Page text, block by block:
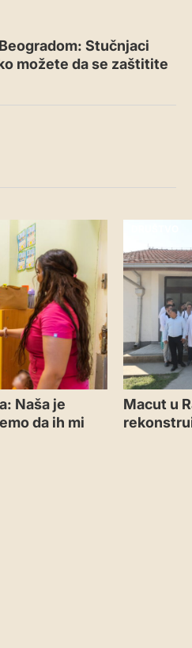
Stučnjaci
možete da se zaštitite
Naša je
da ih mi
Macut u